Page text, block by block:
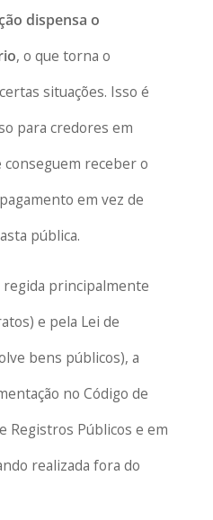
dispensa o
, o que torna o
situações. Isso é
para credores em
conseguem receber o
em vez de
pública.
regida principalmente
e pela Lei de
bens públicos), a
no Código de
Registros Públicos e em
realizada fora do